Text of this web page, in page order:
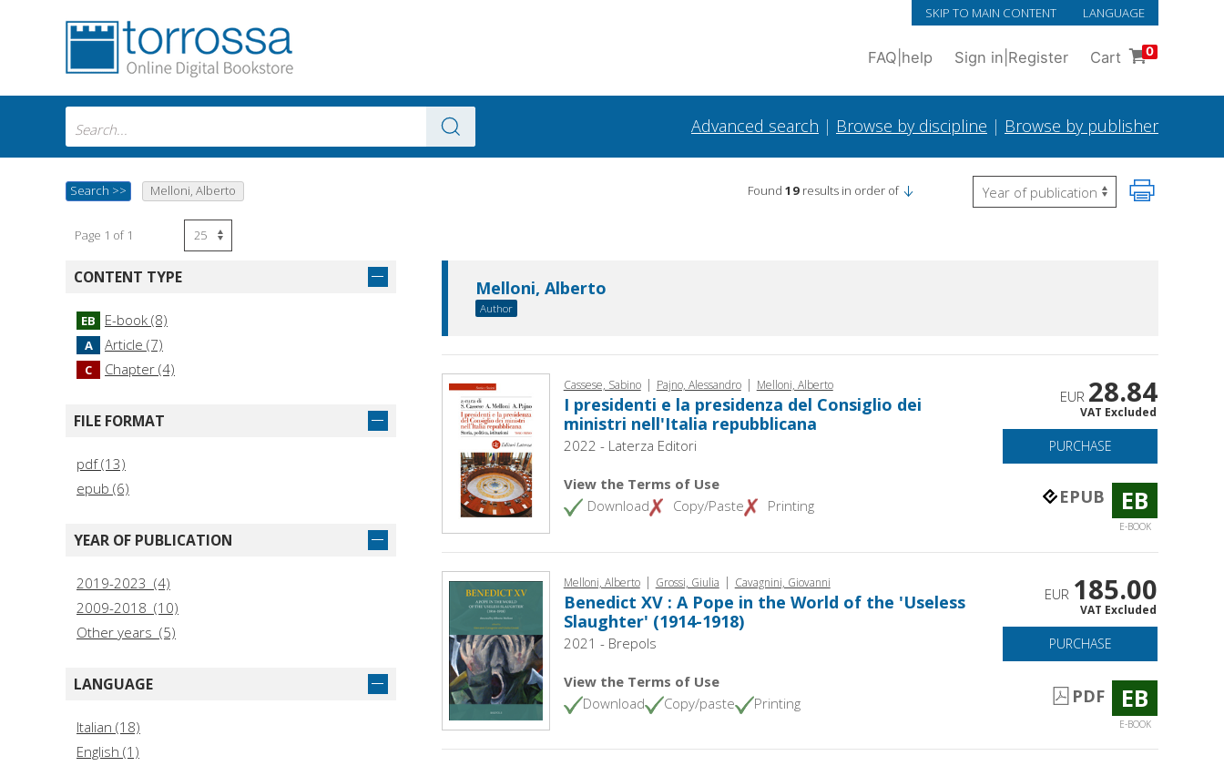
SKIP TO MAIN CONTENT LANGUAGE
FAQ help Sign in Register Cart 0
Advanced search | Browse by discipline | Browse by publisher
Search >> Melloni, Alberto Found 19 results in order of
Page 1 of 1
CONTENT TYPE
EB E-book (8)
A Article (7)
C Chapter (4)
FILE FORMAT
pdf (13)
epub (6)
YEAR OF PUBLICATION
2019-2023 (4)
2009-2018 (10)
Other years (5)
LANGUAGE
Italian (18)
English (1)
Melloni, Alberto
Author
Cassese, Sabino | Pajno, Alessandro | Melloni, Alberto
I presidenti e la presidenza del Consiglio dei
ministri nell'Italia repubblicana
2022 - Laterza Editori
View the Terms of Use
Download
Copy/Paste Printing
EUR 28.84
VAT Excluded
PURCHASE
EPUB EB
E-BOOK
Melloni, Alberto | Grossi, Giulia | Cavagnini, Giovanni
Benedict XV : A Pope in the World of the 'Useless
Slaughter' (1914-1918)
2021 - Brepols
View the Terms of Use
Download
Copy/paste Printing
EUR 185.00
VAT Excluded
PURCHASE
PDF EB
E-BOOK